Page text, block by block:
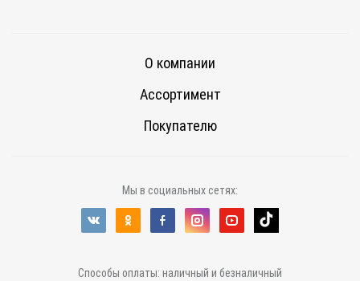
О компании
Ассортимент
Покупателю
Мы в социальных сетях:
Способы оплаты: наличный и безналичный